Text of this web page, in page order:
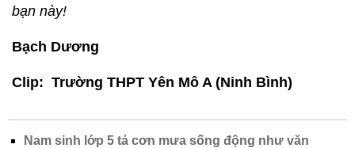
bạn này!
Bạch Dương
Clip: Trường THPT Yên Mô A (Ninh Bình)
Nam sinh lớp 5 tả cơn mưa sống động như văn